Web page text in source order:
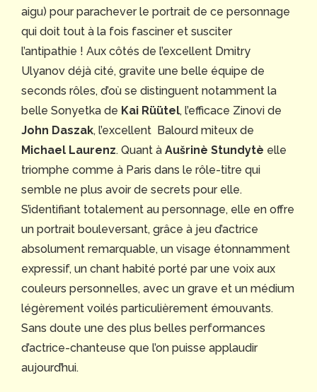
aigu) pour parachever le portrait de ce personnage
qui doit tout à la fois fasciner et susciter
l’antipathie ! Aux côtés de l’excellent Dmitry
Ulyanov déjà cité, gravite une belle équipe de
seconds rôles, d’où se distinguent notamment la
belle Sonyetka de Kai Rüütel, l’efficace Zinovi de
John Daszak, l’excellent Balourd miteux de
Michael Laurenz. Quant à Aušrinè Stundytè elle
triomphe comme à Paris dans le rôle-titre qui
semble ne plus avoir de secrets pour elle.
S’identifiant totalement au personnage, elle en offre
un portrait bouleversant, grâce à jeu d’actrice
absolument remarquable, un visage étonnamment
expressif, un chant habité porté par une voix aux
couleurs personnelles, avec un grave et un médium
légèrement voilés particulièrement émouvants.
Sans doute une des plus belles performances
d’actrice-chanteuse que l’on puisse applaudir
aujourd’hui.